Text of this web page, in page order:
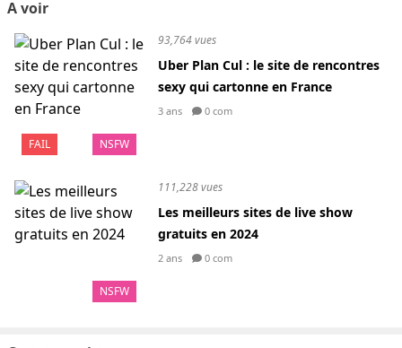
A voir
FAIL NSFW
93,764 vues
Uber Plan Cul : le site de rencontres
sexy qui cartonne en France
3 ans 0 com
NSFW
111,228 vues
Les meilleurs sites de live show
gratuits en 2024
2 ans 0 com